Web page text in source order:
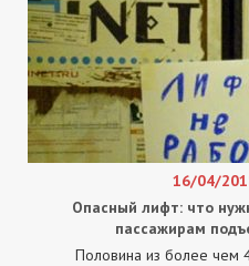
16/04/
Опасный лифт: что
пассажирам
Половина из более чем